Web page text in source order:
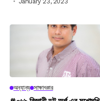
অন্যান্য সাক্ষাৎকার